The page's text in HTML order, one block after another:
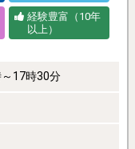
経験豊富（10年
以上）
17時30分